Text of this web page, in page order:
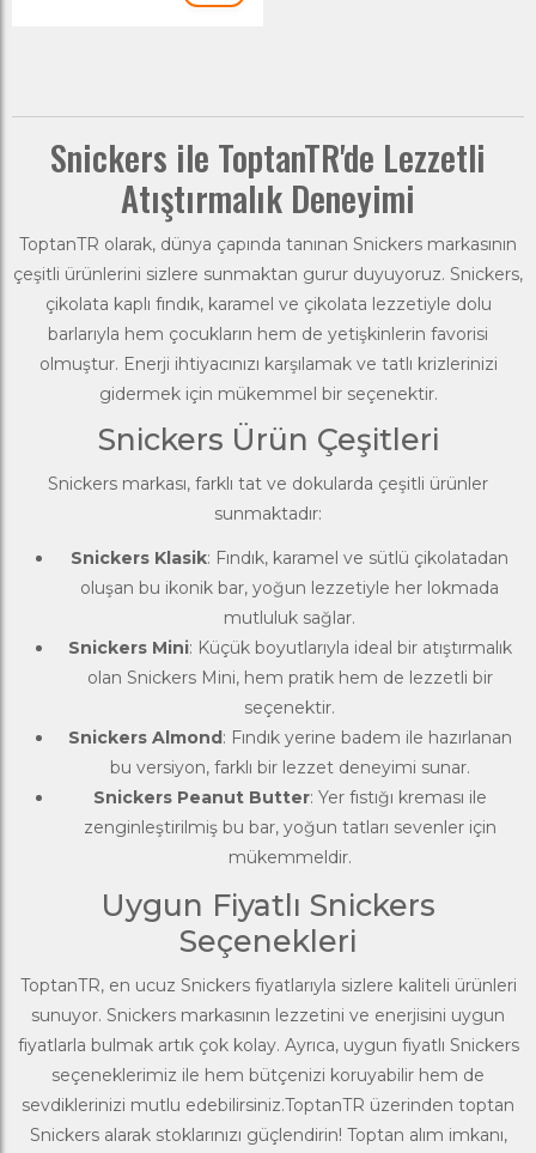
Snickers ile ToptanTR'de Lezzetli
Atıştırmalık Deneyimi
ToptanTR olarak, dünya çapında tanınan Snickers markasının
çeşitli ürünlerini sizlere sunmaktan gurur duyuyoruz. Snickers,
çikolata kaplı fındık, karamel ve çikolata lezzetiyle dolu
barlarıyla hem çocukların hem de yetişkinlerin favorisi
olmuştur. Enerji ihtiyacınızı karşılamak ve tatlı krizlerinizi
gidermek için mükemmel bir seçenektir.
Snickers Ürün Çeşitleri
Snickers markası, farklı tat ve dokularda çeşitli ürünler
sunmaktadır:
Snickers Klasik: Fındık, karamel ve sütlü çikolatadan
oluşan bu ikonik bar, yoğun lezzetiyle her lokmada
mutluluk sağlar.
Snickers Mini: Küçük boyutlarıyla ideal bir atıştırmalık
olan Snickers Mini, hem pratik hem de lezzetli bir
seçenektir.
Snickers Almond : Fındık yerine badem ile hazırlanan
bu versiyon, farklı bir lezzet deneyimi sunar.
Snickers Peanut Butter: Yer fıstığı kreması ile
zenginleştirilmiş bu bar, yoğun tatları sevenler için
mükemmeldir.
Uygun Fiyatlı Snickers
Seçenekleri
ToptanTR, en ucuz Snickers fiyatlarıyla sizlere kaliteli ürünleri
sunuyor. Snickers markasının lezzetini ve enerjisini uygun
fiyatlarla bulmak artık çok kolay. Ayrıca, uygun fiyatlı Snickers
seçeneklerimiz ile hem bütçenizi koruyabilir hem de
sevdiklerinizi mutlu edebilirsiniz.ToptanTR üzerinden toptan
Snickers alarak stoklarınızı güçlendirin! Toptan alım imkanı,